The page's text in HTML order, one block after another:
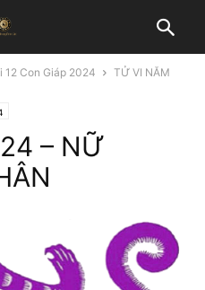
12 Con Giáp 2024
TỬ VI NĂM
– NỮ